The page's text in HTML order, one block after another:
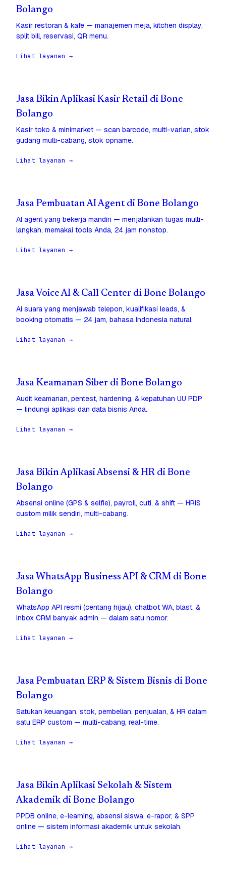
Bolango
Kasir restoran & kafe — manajemen meja, kitchen display,
split bill, reservasi, QR menu.
Lihat layanan →
Jasa Bikin Aplikasi Kasir Retail di Bone
Bolango
Kasir toko & minimarket — scan barcode, multi-varian, stok
gudang multi-cabang, stok opname.
Lihat layanan →
Jasa Pembuatan AI Agent di Bone Bolango
AI agent yang bekerja mandiri — menjalankan tugas multi-
langkah, memakai tools Anda, 24 jam nonstop.
Lihat layanan →
Jasa Voice AI & Call Center di Bone Bolango
AI suara yang menjawab telepon, kualifikasi leads, &
booking otomatis — 24 jam, bahasa Indonesia natural.
Lihat layanan →
Jasa Keamanan Siber di Bone Bolango
Audit keamanan, pentest, hardening, & kepatuhan UU PDP
— lindungi aplikasi dan data bisnis Anda.
Lihat layanan →
Jasa Bikin Aplikasi Absensi & HR di Bone
Bolango
Absensi online (GPS & selfie), payroll, cuti, & shift — HRIS
custom milik sendiri, multi-cabang.
Lihat layanan →
Jasa WhatsApp Business API & CRM di Bone
Bolango
WhatsApp API resmi (centang hijau), chatbot WA, blast, &
inbox CRM banyak admin — dalam satu nomor.
Lihat layanan →
Jasa Pembuatan ERP & Sistem Bisnis di Bone
Bolango
Satukan keuangan, stok, pembelian, penjualan, & HR dalam
satu ERP custom — multi-cabang, real-time.
Lihat layanan →
Jasa Bikin Aplikasi Sekolah & Sistem
Akademik di Bone Bolango
PPDB online, e-learning, absensi siswa, e-rapor, & SPP
online — sistem informasi akademik untuk sekolah.
Lihat layanan →